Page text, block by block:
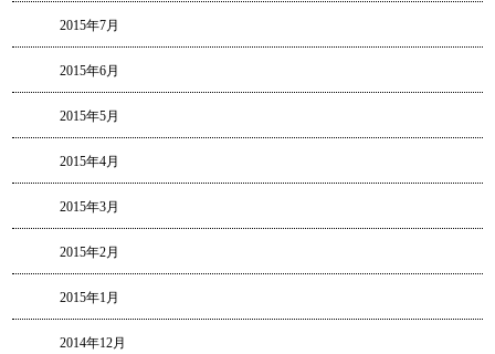
2015年7月
2015年6月
2015年5月
2015年4月
2015年3月
2015年2月
2015年1月
2014年12月